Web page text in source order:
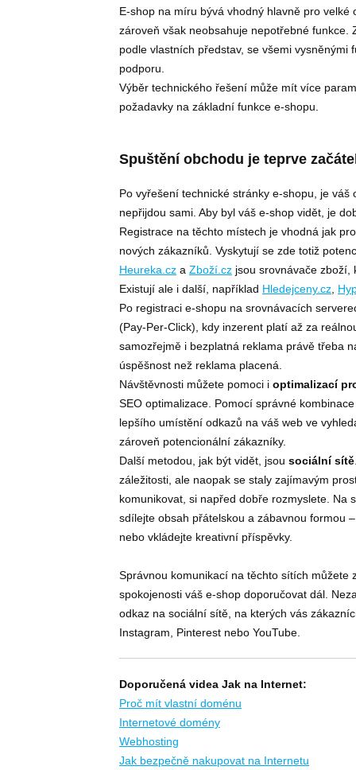
E-shop na míru bývá vhodný hlavně pro
zároveň však neobsahuje nepotřebné
podle vlastních představ, se všemi
podporu.
Výběr technického řešení může mít více
požadavky na základní funkce e-shopu.
Spuštění obchodu je teprve
Po vyřešení technické stránky e-shopu, je
nepřijdou sami. Aby byl váš e-shop vidět, je
Registrace na těchto místech je vhodná jak
nových zákazníků. Vyskytují se zde totiž
Heureka.cz a Zboží.cz jsou srovnávače zboží,
Existují ale i další, například Hledejceny.cz
Po registraci e-shopu na srovnávacích
(Pay-Per-Click), kdy inzerent platí až za
samozřejmě i bezplatná reklama právě třeba
úspěšnost než reklama placená.
Návštěvnosti můžete pomoci i optimalizací
SEO optimalizace. Pomocí správné
lepšího umístění odkazů na váš web ve
zároveň potencionální zákazníky.
Další metodou, jak být vidět, jsou sociální sítě
záležitosti, ale naopak se staly zajímavým
komunikovat, si napřed dobře rozmyslete. Na
sdílejte obsah přátelskou a zábavnou formou
nebo vkládejte kreativní příspěvky.
Správnou komunikací na těchto sítích
spokojenosti váš e-shop doporučovat dál.
odkaz na sociální sítě, na kterých vás
Instagram, Pinterest nebo YouTube.
Doporučená videa Jak na Internet:
Proč mít vlastní doménu
Internetové domény
Webhosting
Jak bezpečně nakupovat na Internetu